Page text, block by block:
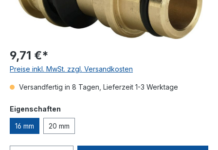
9,71 €*
Preise inkl. MwSt. zzgl. Versandkosten
Versandfertig in 8 Tagen, Lieferzeit 1-3 Werktage
Eigenschaften
16 mm 20 mm